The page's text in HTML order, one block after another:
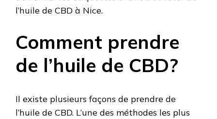
l’huile de CBD à Nice.
Comment prendre
de l’huile de CBD?
Il existe plusieurs façons de prendre de
l’huile de CBD. L’une des méthodes les plus